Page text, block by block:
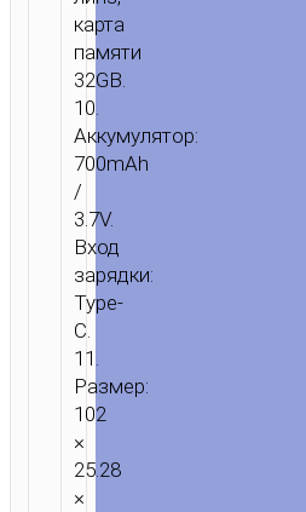
карта
памяти
32GB.
10.
Аккумулятор:
700mAh
/
3.7V.
Вход
зарядки:
Type-
C.
11.
Размер:
102
×
25.28
×